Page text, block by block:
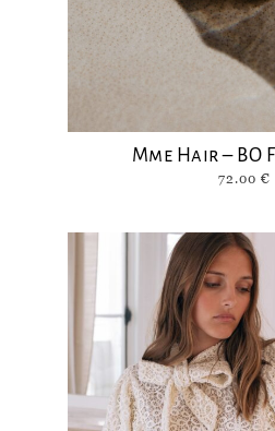
Mme Hair – BO
72.00 €